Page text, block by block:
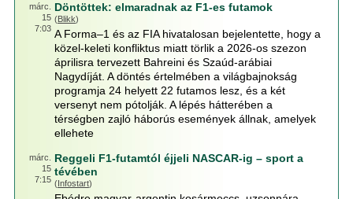
márc.
15
7:03
Döntöttek: elmaradnak az F1-es futamok
(Blikk)
A Forma–1 és az FIA hivatalosan bejelentette, hogy a
közel-keleti konfliktus miatt törlik a 2026-os szezon
áprilisra tervezett Bahreini és Szaúd-arábiai
Nagydíját. A döntés értelmében a világbajnokság
programja 24 helyett 22 futamos lesz, és a két
versenyt nem pótolják. A lépés hátterében a
térségben zajló háborús események állnak, amelyek
ellehete
márc.
15
7:15
Reggeli F1-futamtól éjjeli NASCAR-ig – sport a
tévében
(Infostart)